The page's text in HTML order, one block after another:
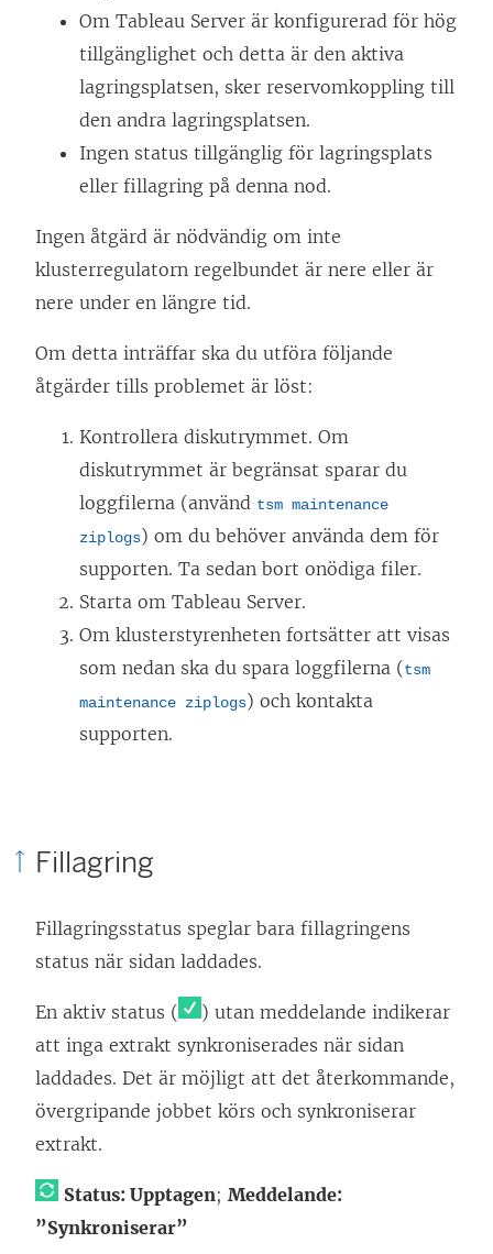
Om Tableau Server är konfigurerad för hög
tillgänglighet och detta är den aktiva
lagringsplatsen, sker reservomkoppling till
den andra lagringsplatsen.
Ingen status tillgänglig för lagringsplats
eller fillagring på denna nod.
Ingen åtgärd är nödvändig om inte
klusterregulatorn regelbundet är nere eller är
nere under en längre tid.
Om detta inträffar ska du utföra följande
åtgärder tills problemet är löst:
Kontrollera diskutrymmet. Om
diskutrymmet är begränsat sparar du
loggfilerna (använd tsm maintenance
ziplogs) om du behöver använda dem för
supporten. Ta sedan bort onödiga filer.
Starta om Tableau Server.
Om klusterstyrenheten fortsätter att visas
som nedan ska du spara loggfilerna (tsm
maintenance ziplogs) och kontakta
supporten.
Fillagring
Fillagringsstatus speglar bara fillagringens
status när sidan laddades.
En aktiv status (
) utan meddelande indikerar
att inga extrakt synkroniserades när sidan
laddades. Det är möjligt att det återkommande,
övergripande jobbet körs och synkroniserar
extrakt.
Status: Upptagen; Meddelande:
”Synkroniserar”